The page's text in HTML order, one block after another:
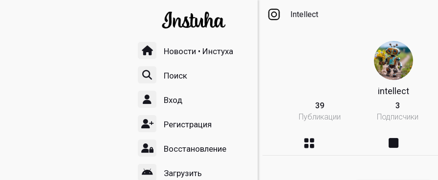
Intellect
Новости • Инстуха
Поиск
Вход
Регистрация
Восстановление
Загрузить
intellect
39
Публикации
3
Подписчики